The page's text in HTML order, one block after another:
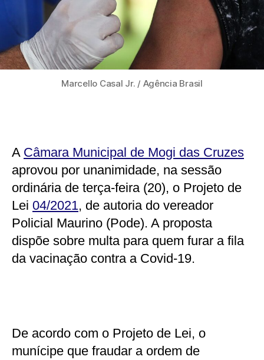
Marcello Casal Jr. / Agência Brasil
A Câmara Municipal de Mogi das Cruzes
aprovou por unanimidade, na sessão
ordinária de terça-feira (20), o Projeto de
Lei 04/2021, de autoria do vereador
Policial Maurino (Pode). A proposta
dispõe sobre multa para quem furar a fila
da vacinação contra a Covid-19.
De acordo com o Projeto de Lei, o
munícipe que fraudar a ordem de